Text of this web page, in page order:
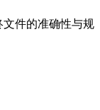
件的准确性与规